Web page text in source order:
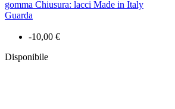
-10,00 €
Disponibile
gomma Chiusura: lacci Made in Italy
Guarda